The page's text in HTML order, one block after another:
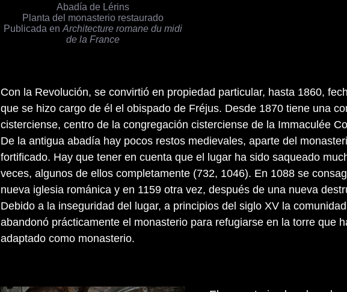
Abadía de Lérins
Planta del monasterio restaurado
Publicada enArchitecture romane du midi
de la France
Con la Revolución, se convirtió en propiedad particular, hasta 1860,
que se hizo cargo de él el obispado de Fréjus. Desde 1870 tiene una
cisterciense, centro de la congregación cisterciense de la Immaculée
De la antigua abadía hay pocos restos medievales, aparte del
fortificado. Hay que tener en cuenta que el lugar ha sido saqueado
veces, algunos de ellos completamente (732, 1046). En 1088 se
nueva iglesia románica y en 1159 otra vez, después de una nueva
Debido a la inseguridad del lugar, a principios del siglo XV la comunidad
abandonó prácticamente el monasterio para refugiarse en la torre que
adaptado como monasterio.